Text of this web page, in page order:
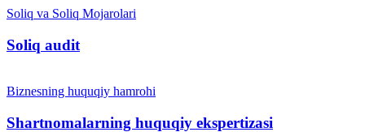
Soliq va Soliq Mojarolari
Soliq audit
Biznesning huquqiy hamrohi
Shartnomalarning huquqiy ekspertizasi